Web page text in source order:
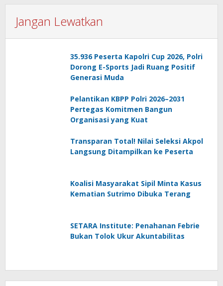
Jangan Lewatkan
35.936 Peserta Kapolri Cup 2026, Polri
Dorong E-Sports Jadi Ruang Positif
Generasi Muda
Pelantikan KBPP Polri 2026–2031
Pertegas Komitmen Bangun
Organisasi yang Kuat
Transparan Total! Nilai Seleksi Akpol
Langsung Ditampilkan ke Peserta
Koalisi Masyarakat Sipil Minta Kasus
Kematian Sutrimo Dibuka Terang
SETARA Institute: Penahanan Febrie
Bukan Tolok Ukur Akuntabilitas